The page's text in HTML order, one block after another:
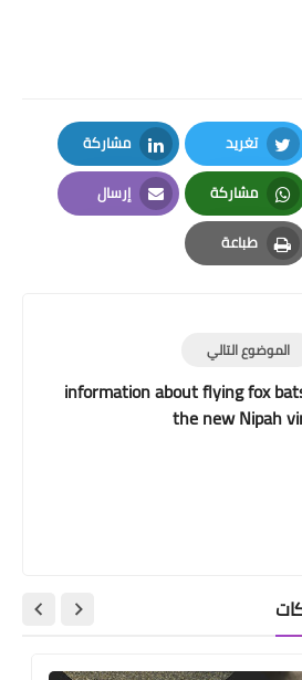
تغريد
Twitter
مشاركة
LinkedIn
مشاركة
Whatsapp
إرسال
Email
طباعة
Print
الموضوع التالي
10 information about flying fox
the new Nipah